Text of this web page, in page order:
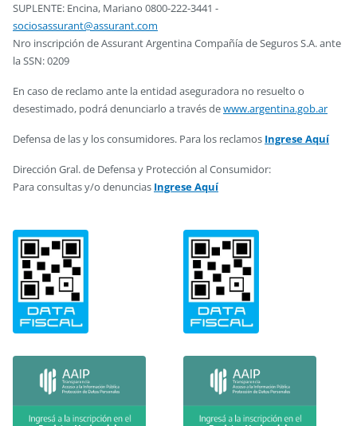
SUPLENTE: Encina, Mariano 0800-222-3441 -
sociosassurant@assurant.com
Nro inscripción de Assurant Argentina Compañía de Seguros S.A. ante
la SSN: 0209
En caso de reclamo ante la entidad aseguradora no resuelto o
desestimado, podrá denunciarlo a través dewww.argentina.gob.ar
Defensa de las y los consumidores. Para los reclamos Ingrese Aquí
Dirección Gral. de Defensa y Protección al Consumidor:
Para consultas y/o denuncias Ingrese Aquí